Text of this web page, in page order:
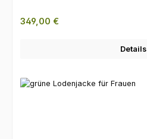
Regulärer Preis:
349,00 €
Details